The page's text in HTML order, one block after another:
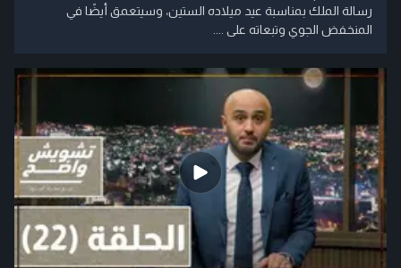
رسالة الملك بمناسبة عيد ميلاده الستين، وسيتعمق أيضًا في
المنخفض الجوي وتبعاته على ....